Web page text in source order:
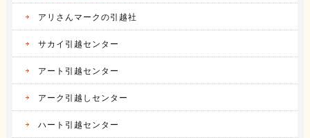
アリさんマークの引越社
サカイ引越センター
アート引越センター
アーク引越しセンター
ハート引越センター